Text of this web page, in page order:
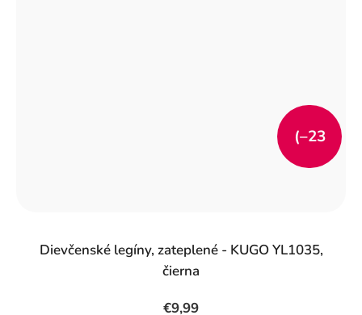
Dievčenské legíny, zateplené - KUGO YL1035,
čierna
€9,99
(–23